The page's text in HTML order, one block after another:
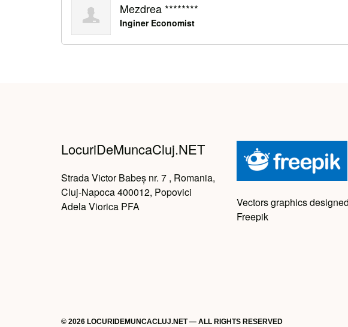
Mezdrea ********
Inginer Economist
LocuriDeMuncaCluj.NET
Strada Victor Babeș nr. 7 , Romania,
Cluj-Napoca 400012, Popovici
Adela Viorica PFA
Vectors graphics
Freepik
© 2026 LOCURIDEMUNCACLUJ.NET — ALL RIGHTS RESERVED